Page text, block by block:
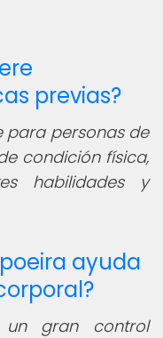
previas?
para personas de
condición física,
habilidades y
ayuda
gran control